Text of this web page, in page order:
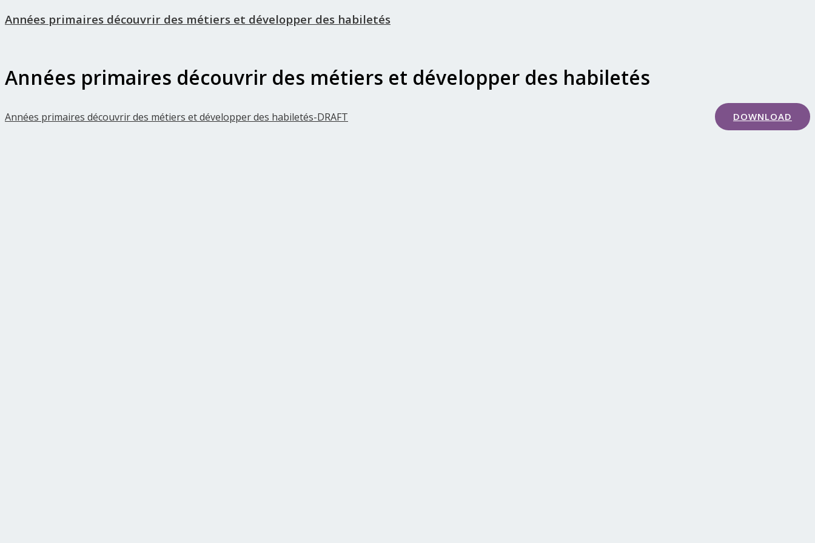
Années primaires découvrir des métiers et développer des habiletés
Années primaires découvrir des métiers et développer des habiletés
Années primaires découvrir des métiers et développer des habiletés-DRAFT DOWNLOAD